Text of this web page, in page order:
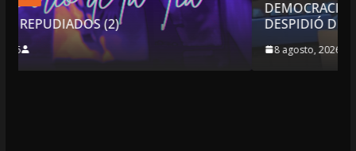
DEMOCRACIA EN MÉXICO”: LUIS CÁRDENAS; SE
DESPIDIÓ DE MVS
8 agosto, 2026